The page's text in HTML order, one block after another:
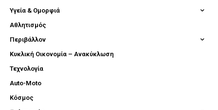
Υγεία & Ομορφιά
Αθλητισμός
Περιβάλλον
Κυκλική Οικονομία – Ανακύκλωση
Τεχνολογία
Auto-Moto
Κόσμος